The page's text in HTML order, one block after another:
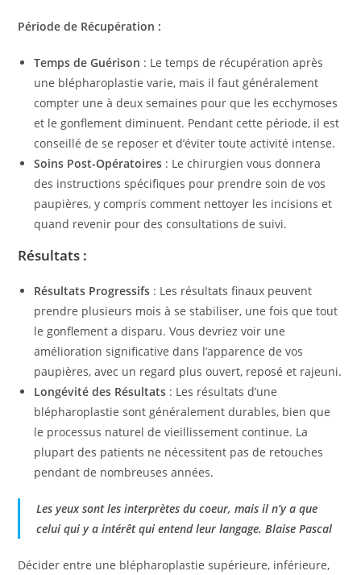
Période de Récupération :
Temps de Guérison : Le temps de récupération après
une blépharoplastie varie, mais il faut généralement
compter une à deux semaines pour que les ecchymoses
et le gonflement diminuent. Pendant cette période, il est
conseillé de se reposer et d’éviter toute activité intense.
Soins Post-Opératoires : Le chirurgien vous donnera
des instructions spécifiques pour prendre soin de vos
paupières, y compris comment nettoyer les incisions et
quand revenir pour des consultations de suivi.
Résultats :
Résultats Progressifs : Les résultats finaux peuvent
prendre plusieurs mois à se stabiliser, une fois que tout
le gonflement a disparu. Vous devriez voir une
amélioration significative dans l’apparence de vos
paupières, avec un regard plus ouvert, reposé et rajeuni.
Longévité des Résultats : Les résultats d’une
blépharoplastie sont généralement durables, bien que
le processus naturel de vieillissement continue. La
plupart des patients ne nécessitent pas de retouches
pendant de nombreuses années.
Les yeux sont les interprètes du coeur, mais il n’y a que
celui qui y a intérêt qui entend leur langage. Blaise Pascal
Décider entre une blépharoplastie supérieure, inférieure,